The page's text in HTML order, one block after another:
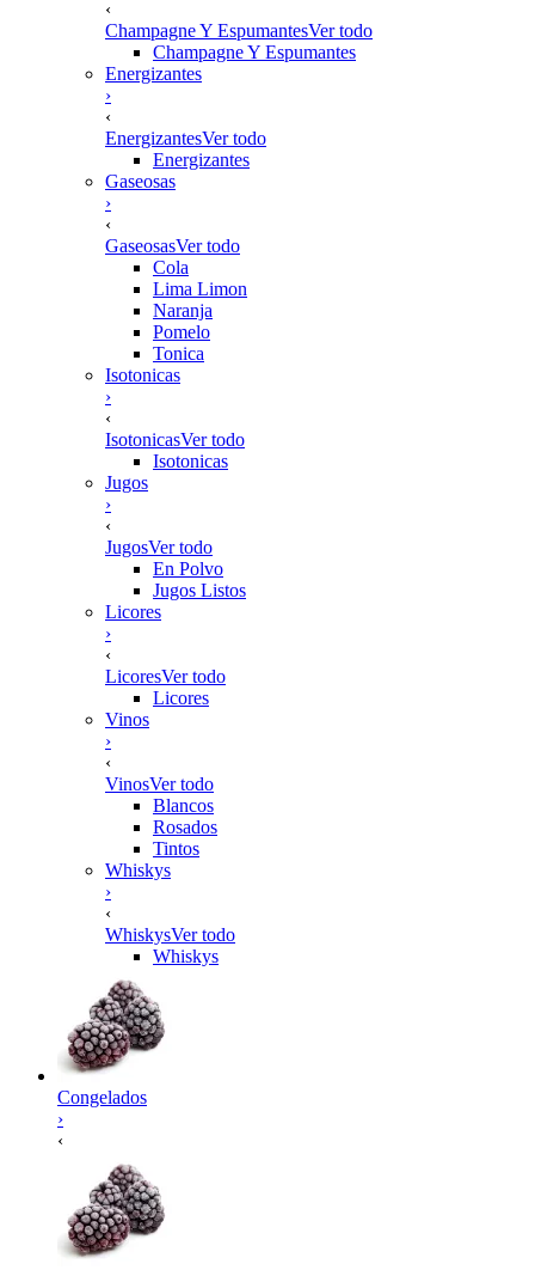
‹
Champagne Y EspumantesVer todo
Champagne Y Espumantes
Energizantes
›
‹
EnergizantesVer todo
Energizantes
Gaseosas
›
‹
GaseosasVer todo
Cola
Lima Limon
Naranja
Pomelo
Tonica
Isotonicas
›
‹
IsotonicasVer todo
Isotonicas
Jugos
›
‹
JugosVer todo
En Polvo
Jugos Listos
Licores
›
‹
LicoresVer todo
Licores
Vinos
›
‹
VinosVer todo
Blancos
Rosados
Tintos
Whiskys
›
‹
WhiskysVer todo
Whiskys
Congelados
›
‹